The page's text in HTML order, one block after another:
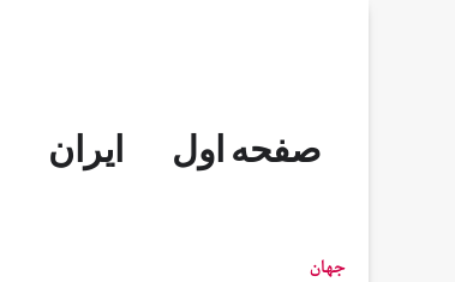
صفحه اول ایران
جهان